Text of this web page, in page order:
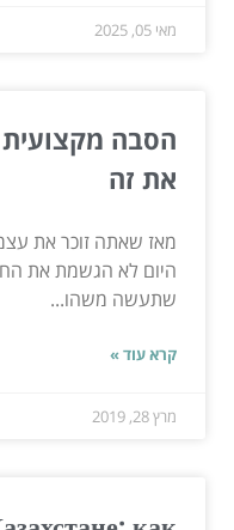
מאי 05, 2025
הסבה
את זה
מאז שאתה זוכר את
היום לא הגשמת את
שתעשה משהו...
קרא עוד »
מרץ 28, 2019